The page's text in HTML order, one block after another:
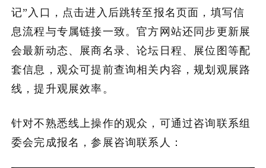
记”入口，点击进入后跳转至报名页面，填写信
息流程与专属链接一致。官方网站还同步更新展
会最新动态、展商名录、论坛日程、展位图等配
套信息，观众可提前查询相关内容，规划观展路
线，提升观展效率。
针对不熟悉线上操作的观众，可通过咨询联系组
委会完成报名，参展咨询联系人：